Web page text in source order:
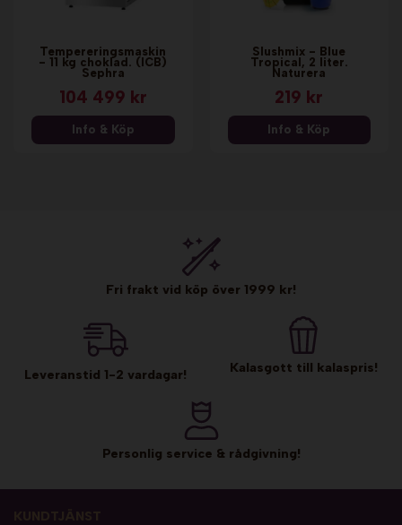
Tempereringsmaskin
- 11 kg choklad. (ICB)
Sephra
104 499 kr
Info & Köp
Slushmix - Blue
Tropical, 2 liter.
Naturera
219 kr
Info & Köp
Fri frakt vid köp över 1999 kr!
Leveranstid 1-2 vardagar! Kalasgott till kalaspris!
Personlig service & rådgivning!